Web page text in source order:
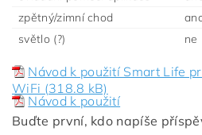
zpětný/zimní chod
světlo (?)
ne
Návod k použití Smart Life
WiFi (318.8 kB)
Návod k použití
Buďte první, kdo napíše